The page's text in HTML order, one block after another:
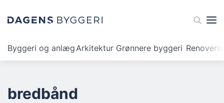
Byggeri og anlægArkitektur Grønnere byggeri
bredbånd